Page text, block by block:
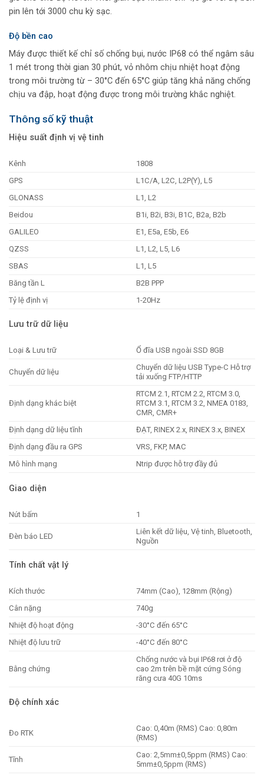
pin lên tới 3000 chu kỳ sạc.
Độ bền cao
Máy được thiết kế chỉ số chống bụi, nước IP68 có thể ngâm sâu
1 mét trong thời gian 30 phút, vỏ nhôm chịu nhiệt hoạt động
trong môi trường từ – 30°C đến 65°C giúp tăng khả năng chống
chịu va đập, hoạt động được trong môi trường khắc nghiệt.
Thông số kỹ thuật
Hiệu suất định vị vệ tinh
Kênh
1808
GPS
L1C/A, L2C, L2P(Y), L5
GLONASS
L1, L2
Beidou
B1i, B2i, B3i, B1C, B2a, B2b
GALILEO
E1, E5a, E5b, E6
QZSS
L1, L2, L5, L6
SBAS
L1, L5
Băng tần L
B2B PPP
Tỷ lệ định vị
1-20Hz
Lưu trữ dữ liệu
Loại & Lưu trữ Ổ đĩa USB ngoài SSD 8GB
Chuyển dữ liệu
Chuyển dữ liệu USB Type-C Hỗ trợ
tải xuống FTP/HTTP
Định dạng khác biệt
RTCM 2.1, RTCM 2.2, RTCM 3.0,
RTCM 3.1, RTCM 3.2, NMEA 0183,
CMR, CMR+
Định dạng dữ liệu tĩnh
ĐẠT, RINEX 2.x, RINEX 3.x, BINEX
Định dạng đầu ra GPS
VRS, FKP, MAC
Mô hình mạng
Ntrip được hỗ trợ đầy đủ
Giao diện
Nút bấm 1
Đèn báo LED
Liên kết dữ liệu, Vệ tinh, Bluetooth,
Nguồn
Tính chất vật lý
Kích thước
74mm (Cao), 128mm (Rộng)
Cân nặng
740g
Nhiệt độ hoạt động
-30°C đến 65°C
Nhiệt độ lưu trữ
-40°C đến 80°C
Bằng chứng
Chống nước và bụi IP68 rơi ở độ
cao 2m trên bề mặt cứng Sóng
răng cưa 40G 10ms
Độ chính xác
Đo RTK
Cao: 0,40m (RMS) Cao: 0,80m
(RMS)
Tĩnh
Cao: 2,5mm±0,5ppm (RMS) Cao:
5mm±0,5ppm (RMS)